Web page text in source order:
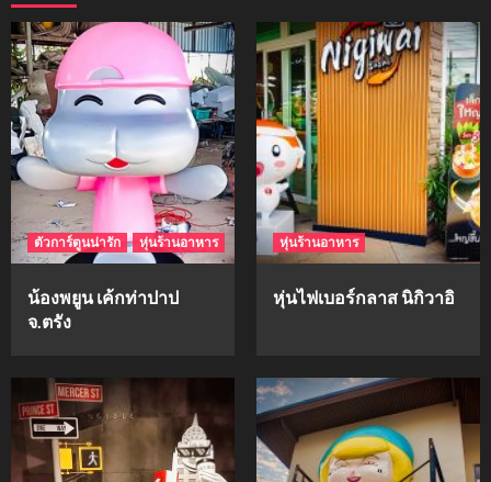
5
ม็อคอัพน้ำมันวังว่าน
1
mockups
hi-q
2
mockups
ก้อนเนื้อทรงลูกบาสก์
3
mockups
soul young
ตัวการ์ตูนน่ารัก หุ่นร้านอาหาร
น้องพยูน เค้กท่าปาป
จ.ตรัง
หุ่นร้านอาหาร
หุ่นไฟเบอร์กลาส นิกิวาอิ